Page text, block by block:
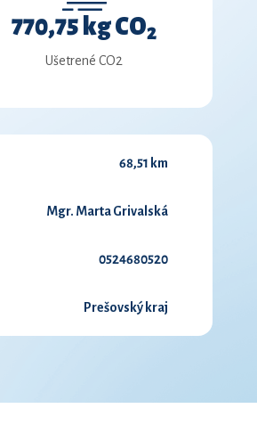
770,75 kg CO2
Ušetrené CO2
68,51 km
Mgr. Marta Grivalská
0524680520
Prešovský kraj